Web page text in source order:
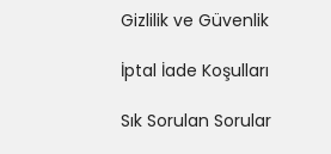
Gizlilik ve Güvenlik
İptal İade Koşulları
Sık Sorulan Sorular